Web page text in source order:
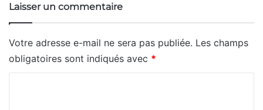
Laisser un commentaire
Votre adresse e-mail ne sera pas publiée. Les champs
obligatoires sont indiqués avec *